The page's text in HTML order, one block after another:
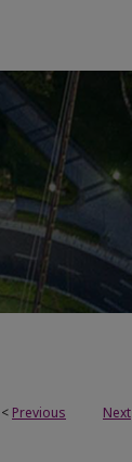
< Previous Next